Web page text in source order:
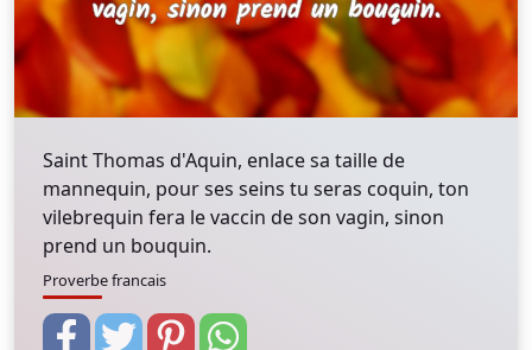
Saint Thomas d'Aquin, enlace sa taille de
mannequin, pour ses seins tu seras coquin, ton
vilebrequin fera le vaccin de son vagin, sinon
prend un bouquin.
Proverbe francais